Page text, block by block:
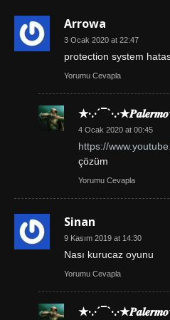
Arrowa
3 Ocak 2020 at 22:47
protection system
Yorumu Cevapla
4 Ocak 2020 at 00:45
https://
çözüm
Yorumu Cevapla
Sinan
9 Kasım 2019 at 14:30
Nası kurucaz oyunu
Yorumu Cevapla